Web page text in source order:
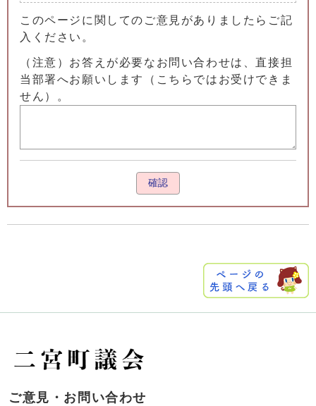
このページに関してのご意見がありましたらご記
入ください。
（注意）お答えが必要なお問い合わせは、直接担
当部署へお願いします（こちらではお受けできま
せん）。
確認
ご意見・お問い合わせ